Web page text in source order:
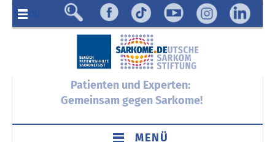
Menü
Patienten und Experten:
Gemeinsam gegen Sarkome!
MENÜ